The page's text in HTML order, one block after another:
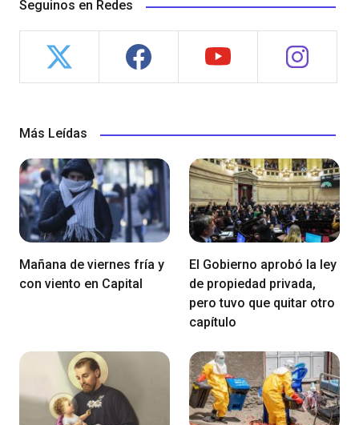
Seguinos en Redes
Más Leídas
Mañana de viernes fría y
con viento en Capital
El Gobierno aprobó la ley
de propiedad privada,
pero tuvo que quitar otro
capítulo